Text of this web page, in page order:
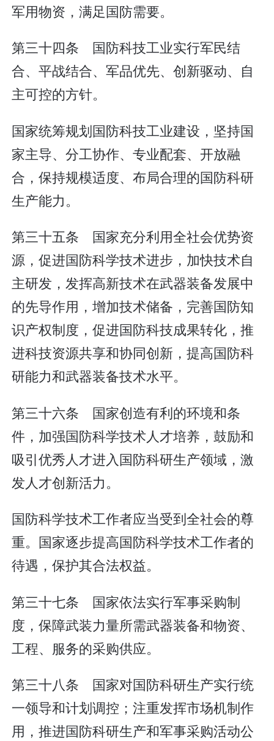
军用物资，满足国防需要。
第三十四条 国防科技工业实行军民结
合、平战结合、军品优先、创新驱动、自
主可控的方针。
国家统筹规划国防科技工业建设，坚持国
家主导、分工协作、专业配套、开放融
合，保持规模适度、布局合理的国防科研
生产能力。
第三十五条 国家充分利用全社会优势资
源，促进国防科学技术进步，加快技术自
主研发，发挥高新技术在武器装备发展中
的先导作用，增加技术储备，完善国防知
识产权制度，促进国防科技成果转化，推
进科技资源共享和协同创新，提高国防科
研能力和武器装备技术水平。
第三十六条 国家创造有利的环境和条
件，加强国防科学技术人才培养，鼓励和
吸引优秀人才进入国防科研生产领域，激
发人才创新活力。
国防科学技术工作者应当受到全社会的尊
重。国家逐步提高国防科学技术工作者的
待遇，保护其合法权益。
第三十七条 国家依法实行军事采购制
度，保障武装力量所需武器装备和物资、
工程、服务的采购供应。
第三十八条 国家对国防科研生产实行统
一领导和计划调控；注重发挥市场机制作
用，推进国防科研生产和军事采购活动公